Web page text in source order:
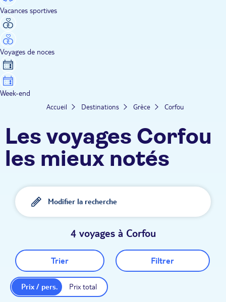
Vacances sportives
Voyages de noces
Week-end
Accueil Destinations Grèce Corfou
Les voyages Corfou
les mieux notés
Modifier la recherche
4 voyages à Corfou
Trier Filtrer
Prix total
Prix / pers.